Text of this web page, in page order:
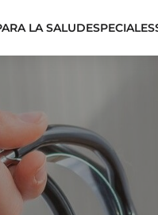
LA SALUDESPECIALES